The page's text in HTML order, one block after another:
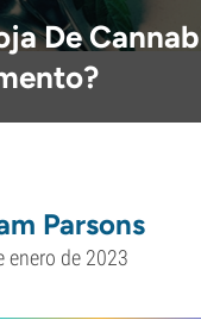
De
Parsons
enero de 2023